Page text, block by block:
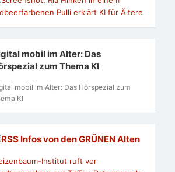
mobil im Alter: Das
zum Thema KI
mobil im Alter: Das Hörspezial zum
KI
Infos von den GRÜNEN Alten
Institut ruft vor